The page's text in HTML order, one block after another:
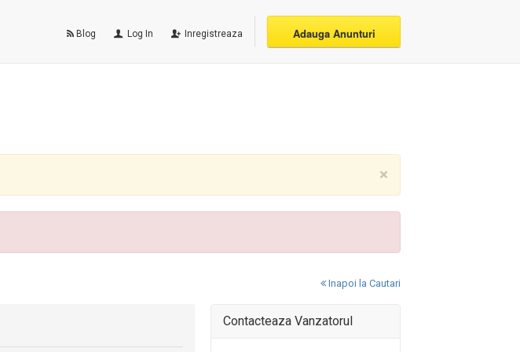
Blog Log In Inregistreaza Adauga Anunturi
×
Inapoi la Cautari
Contacteaza Vanzatorul